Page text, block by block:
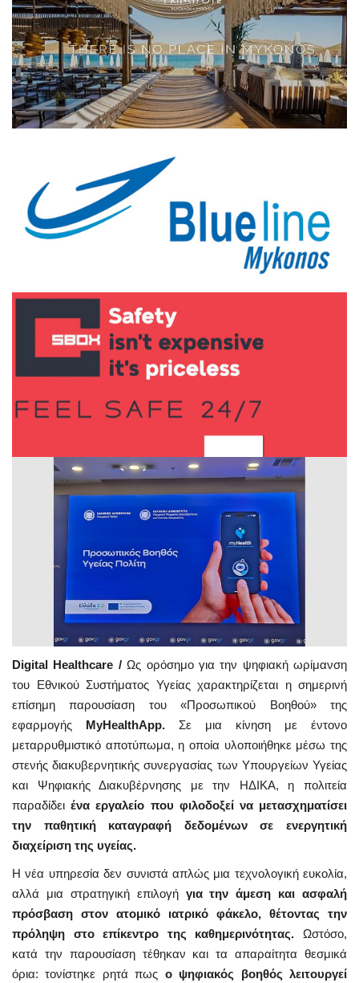
Ελληνικά English
Digital Healthcare /Ως ορόσημο για την ψηφιακή ωρίμανση
του Εθνικού Συστήματος Υγείας χαρακτηρίζεται η σημερινή
επίσημη παρουσίαση του «Προσωπικού Βοηθού» της
εφαρμογής MyHealthApp. Σε μια κίνηση με έντονο
μεταρρυθμιστικό αποτύπωμα, η οποία υλοποιήθηκε μέσω της
στενής διακυβερνητικής συνεργασίας των Υπουργείων Υγείας
και Ψηφιακής Διακυβέρνησης με την ΗΔΙΚΑ, η πολιτεία
παραδίδειένα εργαλείο που φιλοδοξεί να μετασχηματίσει
την παθητική καταγραφή δεδομένων σε ενεργητική
διαχείριση της υγείας.
Η νέα υπηρεσία δεν συνιστά απλώς μια τεχνολογική ευκολία,
αλλά μια στρατηγική επιλογή για την άμεση και ασφαλή
πρόσβαση στον ατομικό ιατρικό φάκελο, θέτοντας την
πρόληψη στο επίκεντρο της καθημερινότητας. Ωστόσο,
κατά την παρουσίαση τέθηκαν και τα απαραίτητα θεσμικά
όρια: τονίστηκε ρητά πως ο ψηφιακός βοηθός λειτουργεί